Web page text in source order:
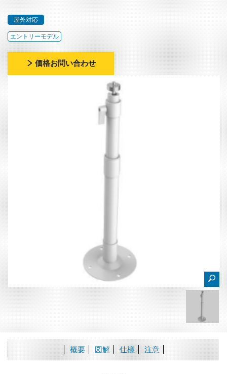
屋外対応
エントリーモデル
価格お問い合わせ
概要 図解 仕様 注意